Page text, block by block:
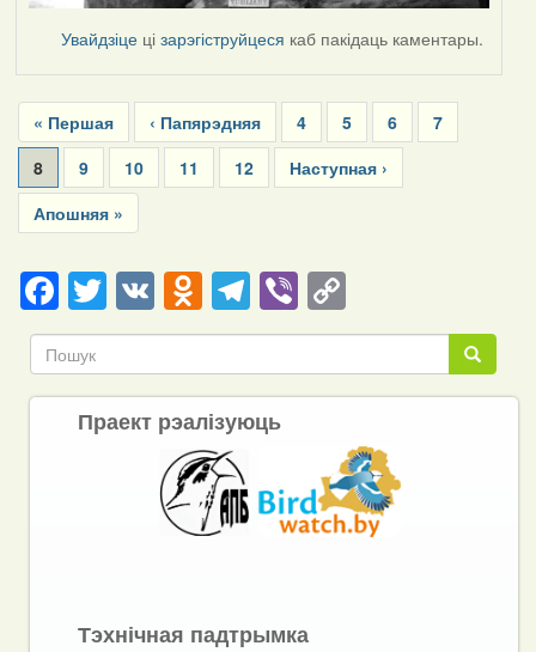
Увайдзіце цізарэгіструйцеся каб пакідаць каментары.
Pagination
First
page
« Першая
Previous
page
‹ Папярэдняя Page
4 Page
5 Page
6 Page
7
Current
page
8 Page
9 Page
10 Page
11 Page
12
Next
page
Наступная ›
Last
page
Апошняя »
Facebook
Twitter
VKOdnoklassniki
Telegram
ViberCopy
Link Пошук
Пошук
Праект рэалізуюць
Тэхнічная падтрымка